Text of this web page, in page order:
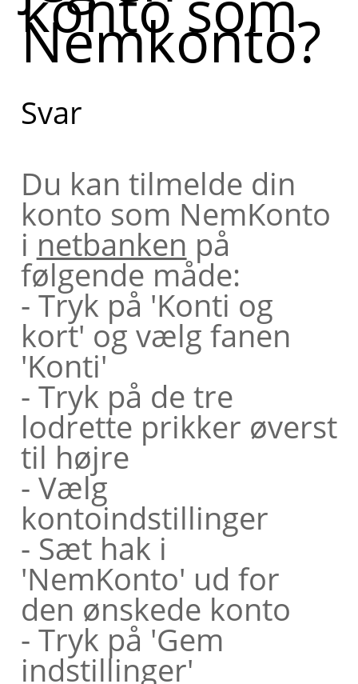
Nemkonto?
Svar
Du kan tilmelde din
konto som NemKonto
i netbanken på
følgende måde:
- Tryk på 'Konti og
kort' og vælg fanen
'Konti'
- Tryk på de tre
lodrette prikker øverst
til højre
- Vælg
kontoindstillinger
- Sæt hak i
'NemKonto' ud for
den ønskede konto
- Tryk på 'Gem
indstillinger'
konto som
NemKonto.
fortælle
om, hvad
du har
brug for
hjælp til?